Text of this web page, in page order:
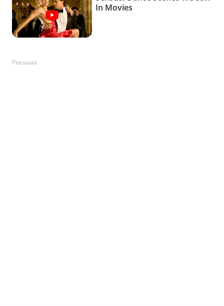
Реклама